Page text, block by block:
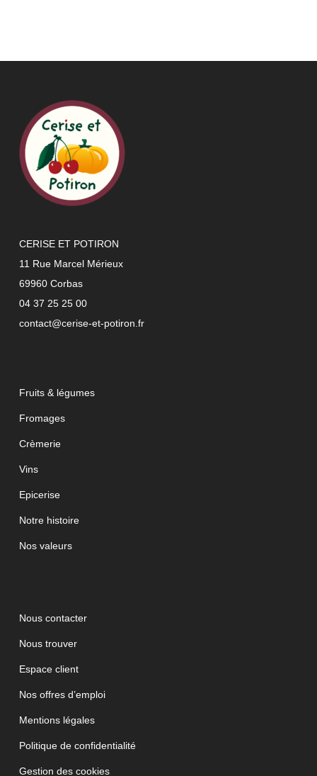
CERISE ET POTIRON
11 Rue Marcel Mérieux
69960 Corbas
04 37 25 25 00
contact@cerise-et-potiron.fr
Fruits & légumes
Fromages
Crèmerie
Vins
Epicerise
Notre histoire
Nos valeurs
Nous contacter
Nous trouver
Espace client
Nos offres d’emploi
Mentions légales
Politique de confidentialité
Gestion des cookies